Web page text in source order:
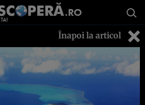
Înapoi la articol